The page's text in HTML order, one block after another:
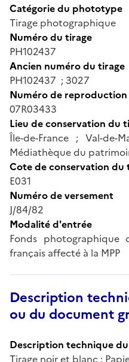
Catégorie du phototype
Tirage photographique
Numéro du tirage
PH102437
Ancien numéro du tirage
PH102437 ; 3027
Numéro de reproduction
07R03433
Lieu de conservation du
Île-de-France ; Val-de-
Médiathèque du
Cote de conservation du
E031
Numéro de versement
J/84/82
Modalité d'entrée
Fonds photographique
français affecté à la MPP
Description
ou du document
Description technique
Tirage noir et blanc ;